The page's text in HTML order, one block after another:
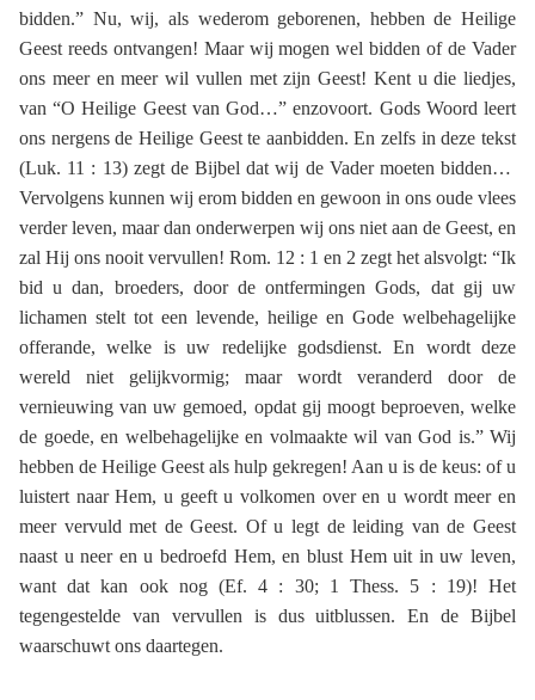
bidden.” Nu, wij, als wederom geborenen, hebben de Heilige
Geest reeds ontvangen! Maar wij mogen wel bidden of de Vader
ons meer en meer wil vullen met zijn Geest! Kent u die liedjes,
van “O Heilige Geest van God…” enzovoort. Gods Woord leert
ons nergens de Heilige Geest te aanbidden. En zelfs in deze tekst
(Luk. 11 : 13) zegt de Bijbel dat wij de Vader moeten bidden…
Vervolgens kunnen wij erom bidden en gewoon in ons oude vlees
verder leven, maar dan onderwerpen wij ons niet aan de Geest, en
zal Hij ons nooit vervullen! Rom. 12 : 1 en 2 zegt het alsvolgt: “Ik
bid u dan, broeders, door de ontfermingen Gods, dat gij uw
lichamen stelt tot een levende, heilige en Gode welbehagelijke
offerande, welke is uw redelijke godsdienst. En wordt deze
wereld niet gelijkvormig; maar wordt veranderd door de
vernieuwing van uw gemoed, opdat gij moogt beproeven, welke
de goede, en welbehagelijke en volmaakte wil van God is.” Wij
hebben de Heilige Geest als hulp gekregen! Aan u is de keus: of u
luistert naar Hem, u geeft u volkomen over en u wordt meer en
meer vervuld met de Geest. Of u legt de leiding van de Geest
naast u neer en u bedroefd Hem, en blust Hem uit in uw leven,
want dat kan ook nog (Ef. 4 : 30; 1 Thess. 5 : 19)! Het
tegengestelde van vervullen is dus uitblussen. En de Bijbel
waarschuwt ons daartegen.